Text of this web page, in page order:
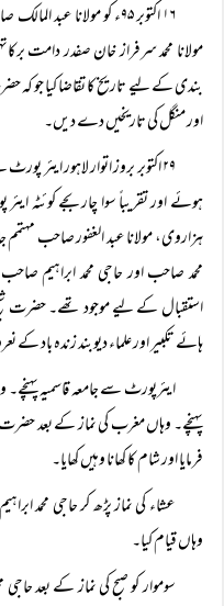
۱۶ اکتوبر ۹۵ء کو مولانا
مولانا محمد سرفراز خان صفدر دامت
اور منگل کی تاریخیں دے دیں۔
ہوئے اور تقریباً سوا چار بجے کوئٹہ
ہزاروی، مولانا عبد الغفور صاحب مہتمم
محمد صاحب اور حاجی محمد ابراہیم
استقبال کے لیے موجود تھے۔ حضرت
ہائے تکبیر اور علماء دیوبند زندہ باد کے
ایئرپورٹ سے جامعہ قاسمیہ پہنچے۔
پہنچے۔ وہاں مغرب کی نماز کے بعد
فرمایا اور شام کا کھانا وہیں کھایا۔
عشاء کی نماز پڑھ کر حاجی محمد
وہاں قیام کیا۔
سوموار کو صبح کی نماز کے بعد